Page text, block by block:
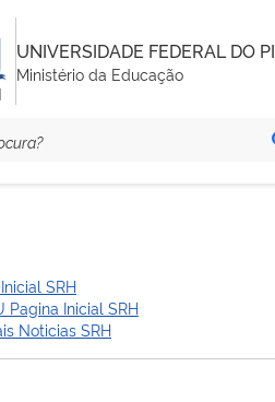
UNIVERSIDADE FEDERAL DO
Ministério da Educação
SRH
Pagina Inicial SRH
Noticias SRH